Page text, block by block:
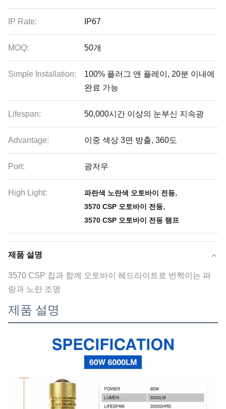
IP Rate: IP67
MOQ: 50개
Simple Installation:
100% 플러그 앤 플레이, 20분 이내에
완료 가능
Lifespan: 50,000시간 이상의 눈부신 지속광
Advantage: 이중 색상 3면 방출, 360도
Port: 광저우
High Light: 파란색 노란색 오토바이 전등,
3570 CSP 오토바이 전등,
3570 CSP 오토바이 전등 램프
제품 설명
3570 CSP 칩과 함께 오토바이 헤드라이트로 번쩍이는 파
랑과 노란 조명
제품 설명